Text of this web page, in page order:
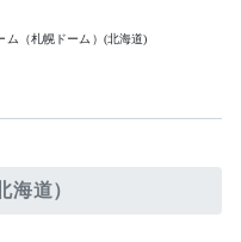
ム（札幌ドーム）(北海道)
海道）